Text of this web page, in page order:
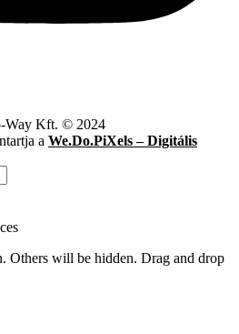
Way Kft. © 2024
a We.Do.PiXels – Digitális
Others will be hidden. Drag and drop